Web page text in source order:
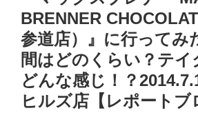
BRENNER
参道店）』に行ってみ
間はどのくらい？テイ
どんな感じ！？
ヒルズ店【レポートブ